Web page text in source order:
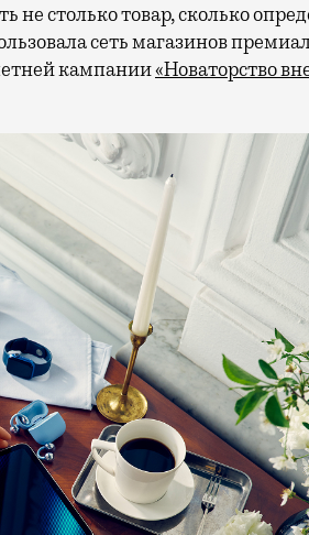
не столько товар, сколько
сеть магазинов
кампании«Новаторство